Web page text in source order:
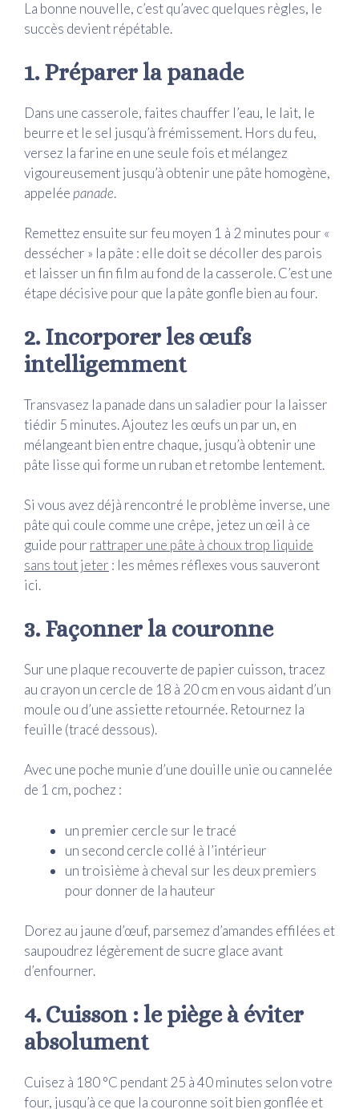
La bonne nouvelle, c’est qu’avec quelques règles, le
succès devient répétable.
1. Préparer la panade
Dans une casserole, faites chauffer l’eau, le lait, le
beurre et le sel jusqu’à frémissement. Hors du feu,
versez la farine en une seule fois et mélangez
vigoureusement jusqu’à obtenir une pâte homogène,
appelée panade.
Remettez ensuite sur feu moyen 1 à 2 minutes pour «
dessécher » la pâte : elle doit se décoller des parois
et laisser un fin film au fond de la casserole. C’est une
étape décisive pour que la pâte gonfle bien au four.
2. Incorporer les œufs
intelligemment
Transvasez la panade dans un saladier pour la laisser
tiédir 5 minutes. Ajoutez les œufs un par un, en
mélangeant bien entre chaque, jusqu’à obtenir une
pâte lisse qui forme un ruban et retombe lentement.
Si vous avez déjà rencontré le problème inverse, une
pâte qui coule comme une crêpe, jetez un œil à ce
guide pour rattraper une pâte à choux trop liquide
sans tout jeter : les mêmes réflexes vous sauveront
ici.
3. Façonner la couronne
Sur une plaque recouverte de papier cuisson, tracez
au crayon un cercle de 18 à 20 cm en vous aidant d’un
moule ou d’une assiette retournée. Retournez la
feuille (tracé dessous).
Avec une poche munie d’une douille unie ou cannelée
de 1 cm, pochez :
un premier cercle sur le tracé
un second cercle collé à l’intérieur
un troisième à cheval sur les deux premiers
pour donner de la hauteur
Dorez au jaune d’œuf, parsemez d’amandes effilées et
saupoudrez légèrement de sucre glace avant
d’enfourner.
4. Cuisson : le piège à éviter
absolument
Cuisez à 180 °C pendant 25 à 40 minutes selon votre
four, jusqu’à ce que la couronne soit bien gonflée et